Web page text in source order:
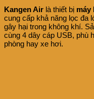
Kangen Air là thiết bị máy
cung cấp khả năng lọc đa
gây hại trong không khí.
cùng 4 dây cáp USB, phù
phòng hay xe hơi.